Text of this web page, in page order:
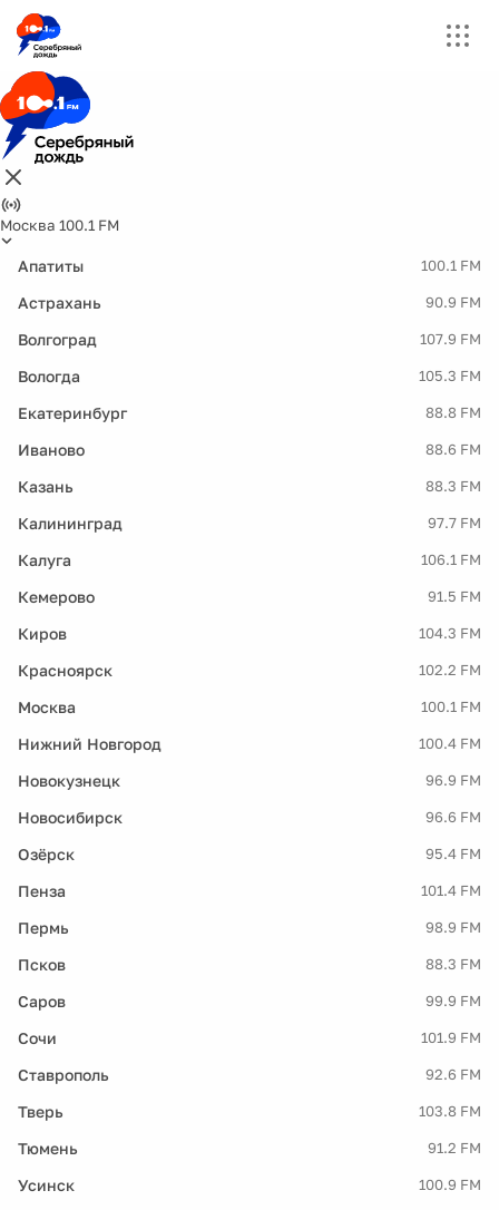
Москва 100.1 FM
Апатиты 100.1 FM
Астрахань 90.9 FM
Волгоград 107.9 FM
Вологда 105.3 FM
Екатеринбург 88.8 FM
Иваново 88.6 FM
Казань 88.3 FM
Калининград 97.7 FM
Калуга 106.1 FM
Кемерово 91.5 FM
Киров 104.3 FM
Красноярск 102.2 FM
Москва 100.1 FM
Нижний Новгород 100.4 FM
Новокузнецк 96.9 FM
Новосибирск 96.6 FM
Озёрск 95.4 FM
Пенза 101.4 FM
Пермь 98.9 FM
Псков 88.3 FM
Саров 99.9 FM
Сочи 101.9 FM
Ставрополь 92.6 FM
Тверь 103.8 FM
Тюмень 91.2 FM
Усинск 100.9 FM